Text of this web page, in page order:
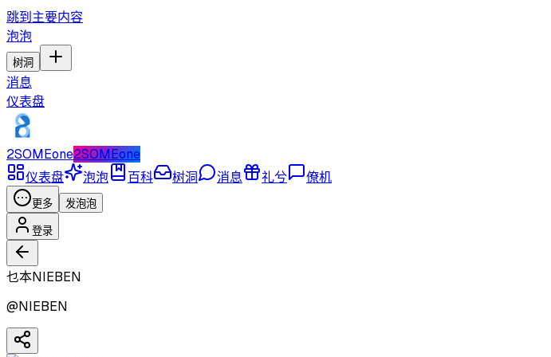
跳到主要内容
泡泡
树洞
消息
仪表盘
2SOMEone2SOMEone
仪表盘
泡泡 百科 树洞 消息 礼兮 僚机
更多 发泡泡
登录
乜本NIEBEN
@NIEBEN